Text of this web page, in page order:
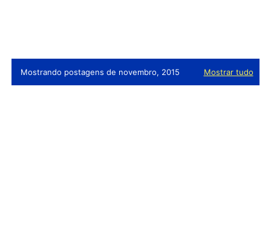
Mostrando postagens de novembro, 2015 Mostrar tudo